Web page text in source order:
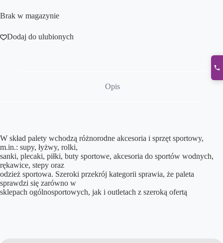
Brak w magazynie
Dodaj do ulubionych
Opis
W skład palety wchodzą różnorodne akcesoria i sprzęt sportowy,
m.in.: supy, łyżwy, rolki,
sanki, plecaki, piłki, buty sportowe, akcesoria do sportów wodnych,
rękawice, stepy oraz
odzież sportowa. Szeroki przekrój kategorii sprawia, że paleta
sprawdzi się zarówno w
sklepach ogólnosportowych, jak i outletach z szeroką ofertą